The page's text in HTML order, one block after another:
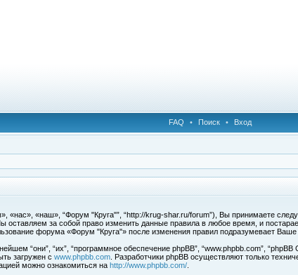
FAQ • Поиск • Вход
«наш», “Форум "Круга"”, “http://krug-shar.ru/forum”), Вы принимаете
оставляем за собой право изменить данные правила в любое время, и
форума «Форум "Круга"» после изменения правил подразумевает Ваше
“они”, “их”, “программное обеспечение phpBB”, “www.phpbb.com”, “phpBB
загружен с www.phpbb.com . Разработчики phpBB осуществляют только
можно ознакомиться на http://www.phpbb.com/